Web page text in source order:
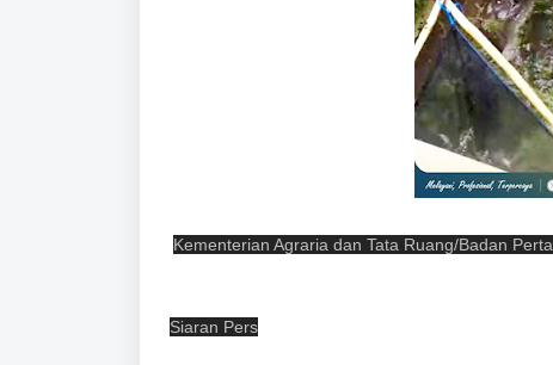
Kementerian Agraria dan Tata Ruang/Badan
Siaran Pers